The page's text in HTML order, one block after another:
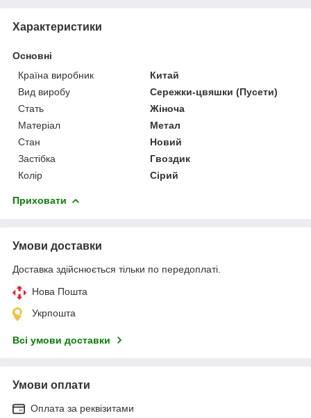
Характеристики
Основні
Країна виробник
Китай
Вид виробу
Сережки-цвяшки (Пусети)
Стать
Жіноча
Матеріал
Метал
Стан
Новий
Застібка
Гвоздик
Колір
Сірий
Приховати
Умови доставки
Доставка здійснюється тільки по передоплаті.
Нова Пошта
Укрпошта
Всі умови доставки
Умови оплати
Оплата за реквізитами